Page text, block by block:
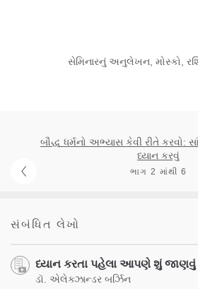
સેમિનારનું અનુલેખન, મોસ્કો,
બૌદ્ધ ધર્મનો અભ્યાસ કેવી રીતે કરવો:
ધ્યાન કરવું
ભાગ 2 માંથી 6
સંબંધિત લેખો
ધ્યાન કરતા પહેલા આપણે શું
ડૉ. એલેક્ઝાન્ડર બર્ઝિન